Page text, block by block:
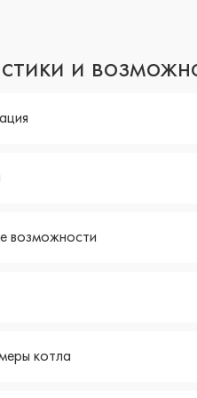
и
возможности
котла